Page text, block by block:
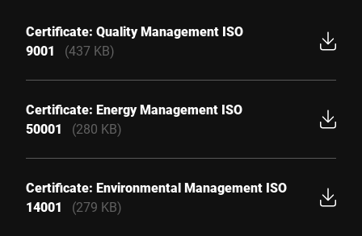
Certificate: Quality Management ISO
9001
(437 KB)
Certificate: Energy Management ISO
50001
(280 KB)
Certificate: Environmental Management ISO
14001
(279 KB)